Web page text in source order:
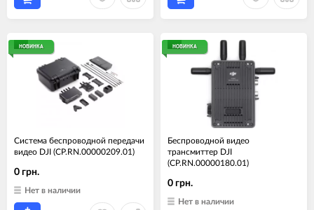
НОВИНКА
Система беспроводной передачи
видео DJI (CP.RN.00000209.01)
0 грн.
Нет в наличии
НОВИНКА
Беспроводной видео
трансмиттер DJI
(CP.RN.00000180.01)
0 грн.
Нет в наличии